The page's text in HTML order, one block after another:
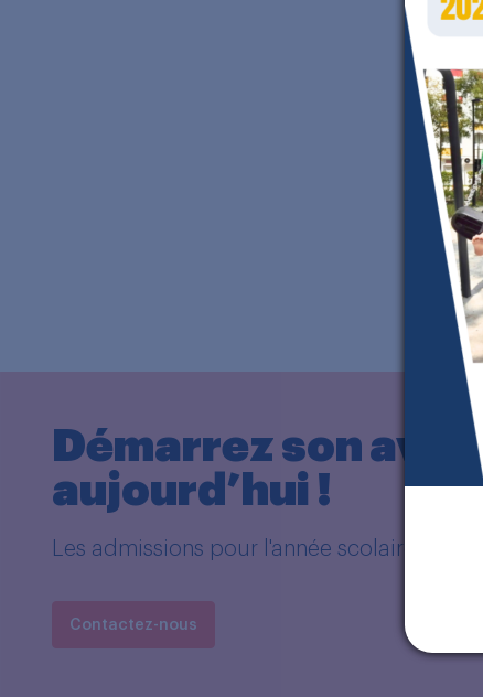
de 2
Démarrez son
aujourd’hui !
Les admissions pour l'année scolaire
Contactez-nous